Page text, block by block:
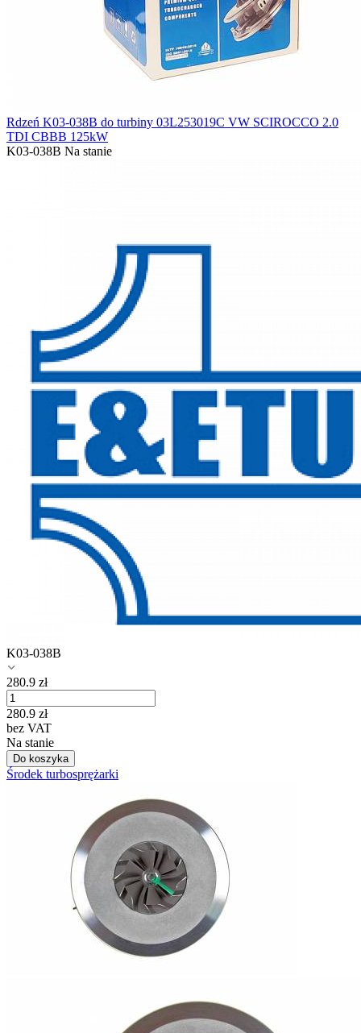
Rdzeń K03-038B do turbiny 03L253019C VW SCIROCCO 2.0
TDI CBBB 125kW
K03-038B Na stanie
K03-038B
280.9 zł
280.9 zł
bez VAT
Na stanie
Do koszyka
Środek turbosprężarki